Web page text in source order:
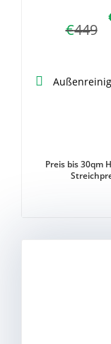
€449
Preis bis 30qm